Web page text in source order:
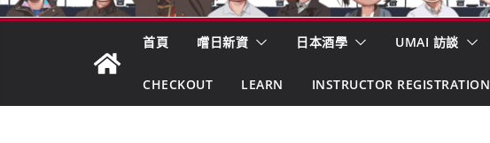
首頁 嚐日新資 日本酒學 UMAI 訪談
CHECKOUT LEARN INSTRUCTOR REGISTRATION